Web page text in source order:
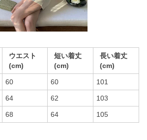
ウエスト
(cm)
短い着丈
(cm)
長い着丈
(cm)
60 60 101
64 62 103
68 64 105